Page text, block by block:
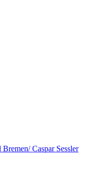
Caspar Sessler